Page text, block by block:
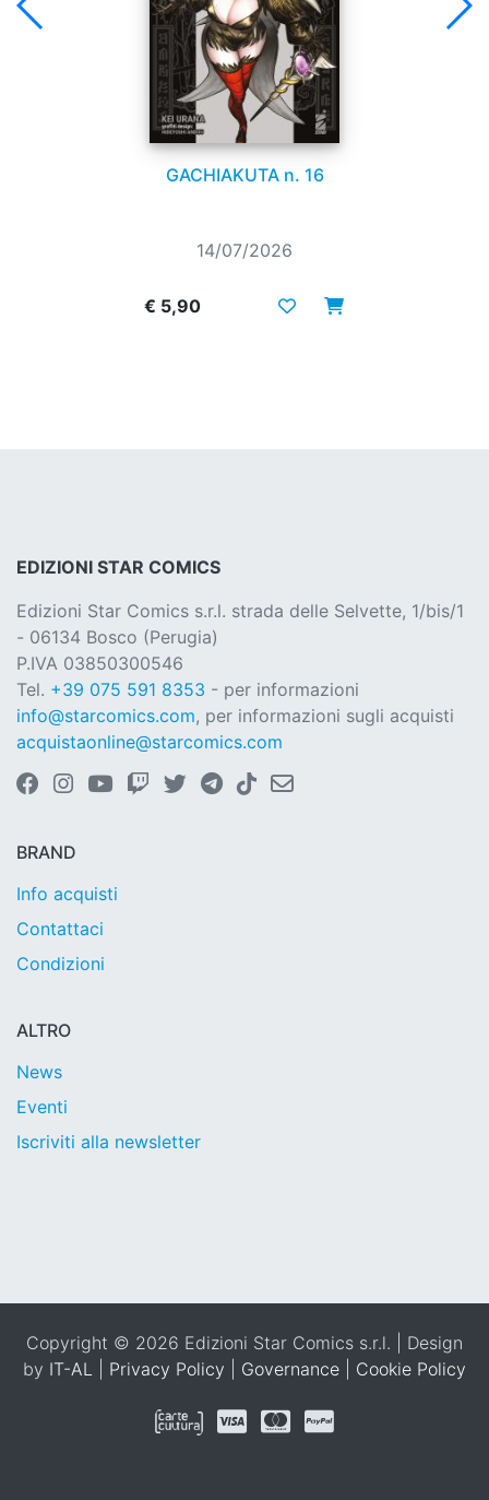
GACHIAKUTA n. 16
14/07/2026
€ 5,90
EDIZIONI STAR COMICS
Edizioni Star Comics s.r.l. strada delle Selvette, 1/bis/1
- 06134 Bosco (Perugia)
P.IVA 03850300546
Tel. +39 075 591 8353 - per informazioni
info@starcomics.com, per informazioni sugli acquisti
acquistaonline@starcomics.com
BRAND
Info acquisti
Contattaci
Condizioni
ALTRO
News
Eventi
Iscriviti alla newsletter
Copyright © 2026 Edizioni Star Comics s.r.l. | Design
by IT-AL Privacy Policy Governance Cookie Policy